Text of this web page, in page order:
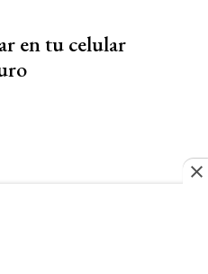
en tu celular